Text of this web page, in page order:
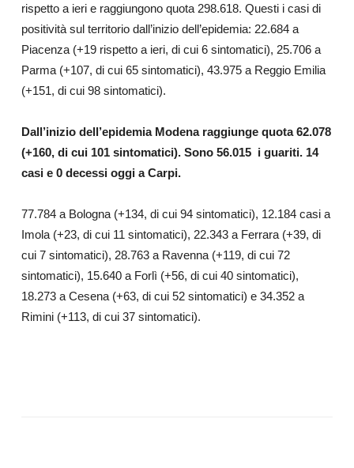
rispetto a ieri e raggiungono quota 298.618. Questi i casi di
positività sul territorio dall’inizio dell’epidemia: 22.684 a
Piacenza (+19 rispetto a ieri, di cui 6 sintomatici), 25.706 a
Parma (+107, di cui 65 sintomatici), 43.975 a Reggio Emilia
(+151, di cui 98 sintomatici).
Dall’inizio dell’epidemia Modena raggiunge quota62.078
(+160, di cui 101 sintomatici). Sono 56.015 i guariti. 14
casi e 0 decessi oggi a Carpi.
77.784 a Bologna (+134, di cui 94 sintomatici), 12.184 casi a
Imola (+23, di cui 11 sintomatici), 22.343 a Ferrara (+39, di
cui 7 sintomatici), 28.763 a Ravenna (+119, di cui 72
sintomatici), 15.640 a Forlì (+56, di cui 40 sintomatici),
18.273 a Cesena (+63, di cui 52 sintomatici) e 34.352 a
Rimini (+113, di cui 37 sintomatici).